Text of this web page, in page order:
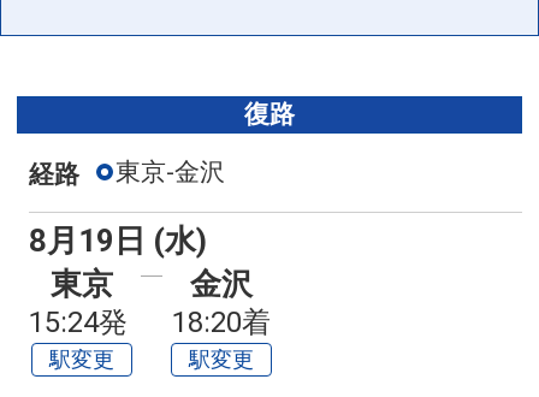
復路
経路 東京-金沢
8月19日 (水)
東京
15:24発
駅変更
金沢
18:20着
駅変更